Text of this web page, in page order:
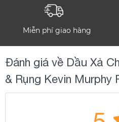
Miễn phí giao hàng
Đánh giá về Dầu Xả
& Rụng Kevin Murphy